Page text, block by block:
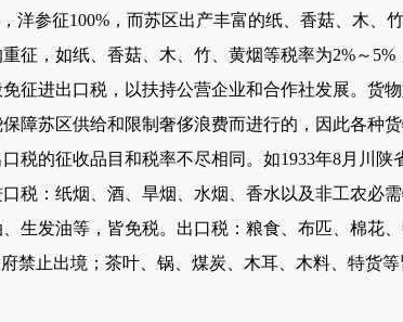
洋参征100%，而苏区出产丰富的纸、香菇、木、
征，如纸、香菇、木、竹、黄烟等税率为2%～5%
征进出口税，以扶持公营企业和合作社发展。货
障苏区供给和限制奢侈浪费而进行的，因此各种
的征收品目和税率不尽相同。如1933年8月川陕
税：纸烟、酒、旱烟、水烟、香水以及非工农必
生发油等，皆免税。出口税：粮食、布匹、棉花
禁止出境；茶叶、锅、煤炭、木耳、木料、特货等